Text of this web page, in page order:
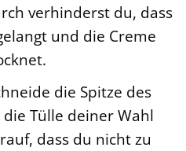
verhinderst du, dass
und die Creme
die Spitze des
Tülle deiner Wahl
dass du nicht zu